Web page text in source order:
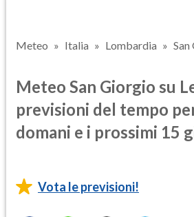
Meteo Italia Lombardia San
Meteo San Giorgio su
previsioni del tempo
domani e i prossimi 15
Vota le previsioni!